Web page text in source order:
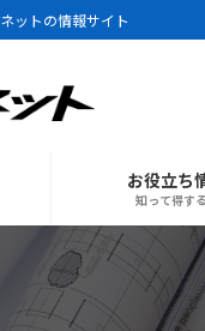
ットの情報サイト
お役立ち
知って得す